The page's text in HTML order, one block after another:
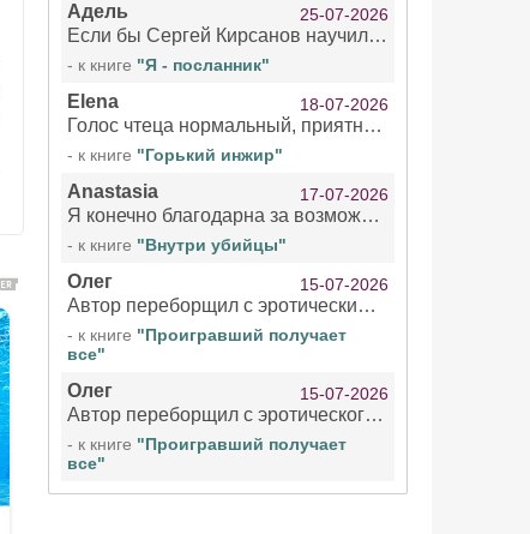
Адель 25-07-2026
Если бы Сергей Кирсанов научился не сглатывать каждые 1-2 минуты слюну, так что слышно в микрофоне и, что вызывает отвращение, то мелжно было бы слушать.
- к книге "Я - посланник"
Elena 18-07-2026
Голос чтеца нормальный, приятный тембр. Мне очень понравилось озвучивание рассказа. Очень странный отзыв Надежды. Может у неё что-то с нервами?
- к книге "Горький инжир"
Anastasia 17-07-2026
Я конечно благодарна за возможность бесплатно слушать книги даже новинки , но чтение этой книги просто ужасно
- к книге "Внутри убийцы"
Олег 15-07-2026
Автор переборщил с эротическими сценами. Похоже, с этим у него проблемы.
- к книге "Проигравший получает
все"
Олег 15-07-2026
Автор переборщил с эротического сценами. Похоже, с этим у него проблемы.
- к книге "Проигравший получает
все"